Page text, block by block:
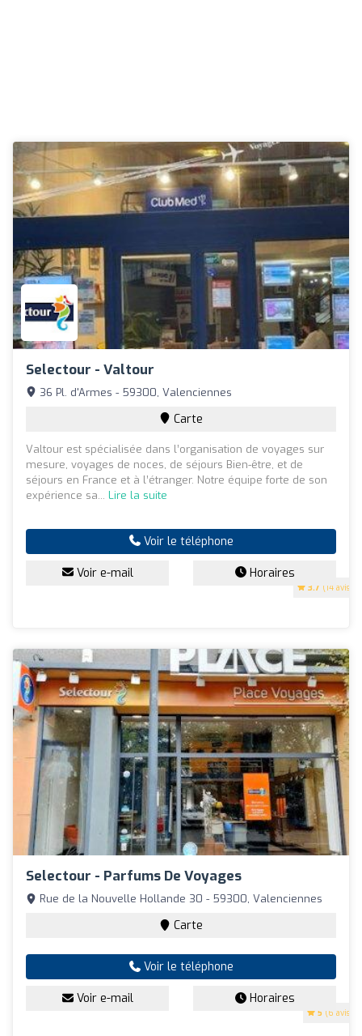
Selectour - Valtour
3.7 (14 avis)
36 Pl. d'Armes - 59300, Valenciennes
Carte
Valtour est spécialisée dans l’organisation de voyages sur
mesure, voyages de noces, de séjours Bien-être, et de
séjours en France et à l’étranger. Notre équipe forte de son
expérience sa... Lire la suite
Voir le téléphone
Voir e-mail Horaires
Selectour - Parfums De Voyages
5 (6 avis)
Rue de la Nouvelle Hollande 30 - 59300, Valenciennes
Carte
Voir le téléphone
Voir e-mail Horaires